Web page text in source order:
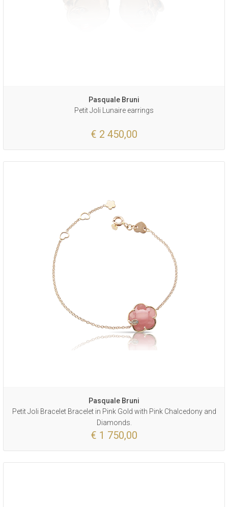
Pasquale Bruni
Petit Joli Lunaire earrings
€ 2 450,00
Pasquale Bruni
Petit Joli Bracelet Bracelet in Pink Gold with Pink Chalcedony and
Diamonds.
€ 1 750,00